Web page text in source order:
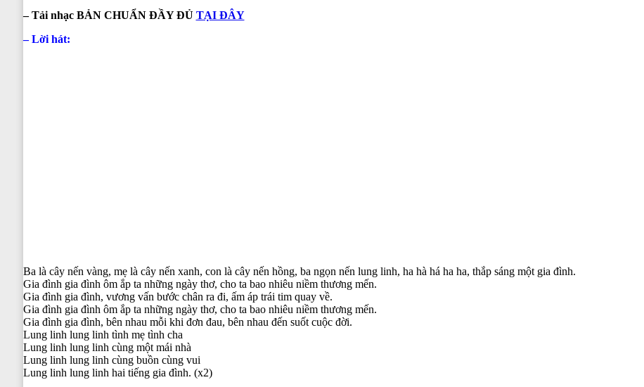
– Tải nhạc BẢN CHUẨN ĐẦY ĐỦ TẠI ĐÂY
– Lời hát:
Ba là cây nến vàng, mẹ là cây nến xanh, con là cây nến hồng, ba ngọn nến lung linh, ha hà há ha ha, thắp sáng một gia đình.
Gia đình gia đình ôm ắp ta những ngày thơ, cho ta bao nhiêu niềm thương mến.
Gia đình gia đình, vương vấn bước chân ra đi, ấm áp trái tim quay về.
Gia đình gia đình ôm ắp ta những ngày thơ, cho ta bao nhiêu niềm thương mến.
Gia đình gia đình, bên nhau mỗi khi đơn đau, bên nhau đến suốt cuộc đời.
Lung linh lung linh tình mẹ tình cha
Lung linh lung linh cùng một mái nhà
Lung linh lung linh cùng buồn cùng vui
Lung linh lung linh hai tiếng gia đình. (x2)